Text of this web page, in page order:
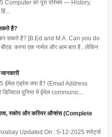
Computer का पूरा परिचय — History,
है?
कर सकते है? [B.Ed and M.A. Can you do
करना एक नार्मल और आम बात है , लेकिन
ईमेल एड्रेस क्या है? (Email Address
दुनिया में ईमेल communic...
स्कोप और करियर ऑप्शंस (Complete
Updated On : 5-12-2025 स्पोर्ट्स